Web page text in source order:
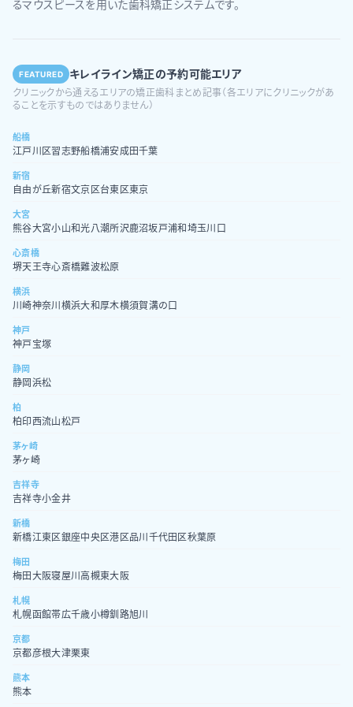
るマウスピースを用いた歯科矯正システムです。
FEATURED キレイライン矯正の予約可能エリア
クリニックから通えるエリアの矯正歯科まとめ記事（各エリアにクリニックがあ
ることを示すものではありません）
船橋
江戸川区習志野船橋浦安成田千葉
新宿
自由が丘新宿文京区台東区東京
大宮
熊谷大宮小山和光八潮所沢鹿沼坂戸浦和 埼玉川口
心斎橋
堺天王寺心斎橋難波松原
横浜
川崎神奈川 横浜大和厚木横須賀溝の口
神戸
神戸宝塚
静岡
静岡 浜松
柏
柏印西流山松戸
茅ヶ崎
茅ヶ崎
吉祥寺
吉祥寺小金井
新橋
新橋江東区銀座中央区港区品川 千代田区秋葉原
梅田
梅田 大阪寝屋川高槻東大阪
札幌
札幌函館帯広千歳小樽釧路旭川
京都
京都彦根大津栗東
熊本
熊本